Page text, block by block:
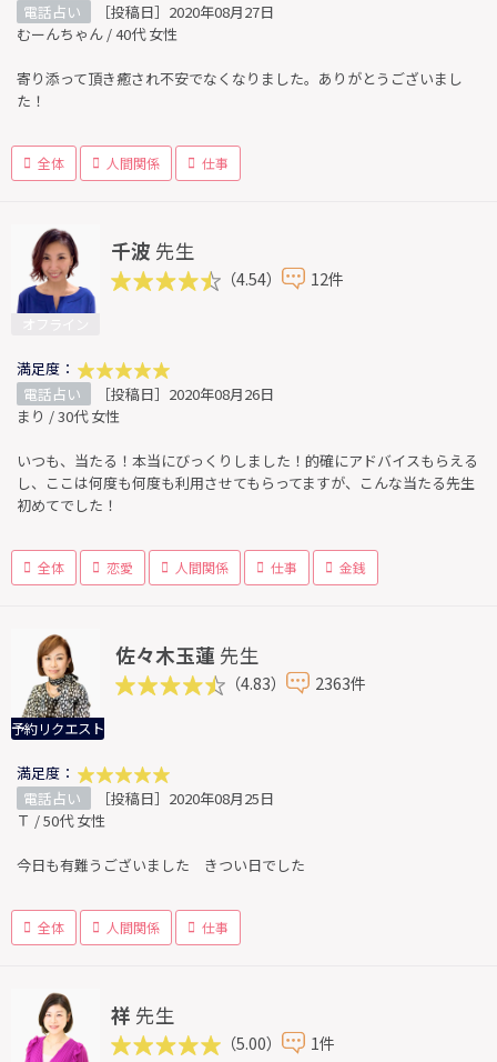
電話占い
［投稿日］2020年08月27日
むーんちゃん / 40代 女性
寄り添って頂き癒され不安でなくなりました。ありがとうございまし
た！
全体 人間関係 仕事
千波 先生
（4.54） 12件
満足度：
電話占い
［投稿日］2020年08月26日
まり / 30代 女性
いつも、当たる！本当にびっくりしました！的確にアドバイスもらえる
し、ここは何度も何度も利用させてもらってますが、こんな当たる先生
初めてでした！
全体 恋愛 人間関係 仕事 金銭
予約リクエスト
佐々木玉蓮 先生
（4.83） 2363件
満足度：
電話占い
［投稿日］2020年08月25日
Ｔ / 50代 女性
今日も有難うございました きつい日でした
全体 人間関係 仕事
祥 先生
（5.00） 1件